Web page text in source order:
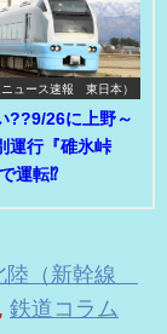
ニュース速報 東日本）
??9/26に上野～
運行『碓氷峠
運転⁉
陸（新幹線
, 鉄道コラム